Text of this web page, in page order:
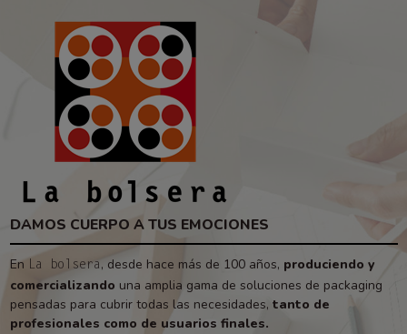
DAMOS CUERPO A TUS EMOCIONES
En La bolsera , desde hace más de 100 años, produciendo y
comercializando una amplia gama de soluciones de packaging
pensadas para cubrir todas las necesidades, tanto de
profesionales como de usuarios finales.